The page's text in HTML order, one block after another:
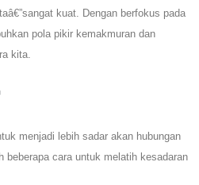
kuat. Dengan berfokus pada
pola pikir kemakmuran dan
kita.
menjadi lebih sadar akan hubungan
beberapa cara untuk melatih kesadaran